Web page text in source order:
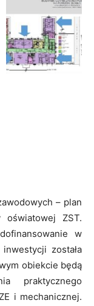
– plan
oświatowej ZST.
w
została
obiekcie będą
praktycznego
i mechanicznej.